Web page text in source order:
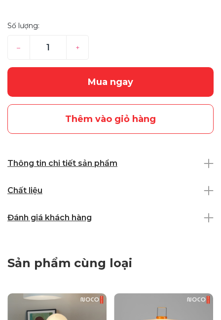
Số lượng:
– +
Mua ngay
Thêm vào giỏ hàng
Thông tin chi tiết sản phẩm
Chất liệu
Đánh giá khách hàng
Sản phẩm cùng loại